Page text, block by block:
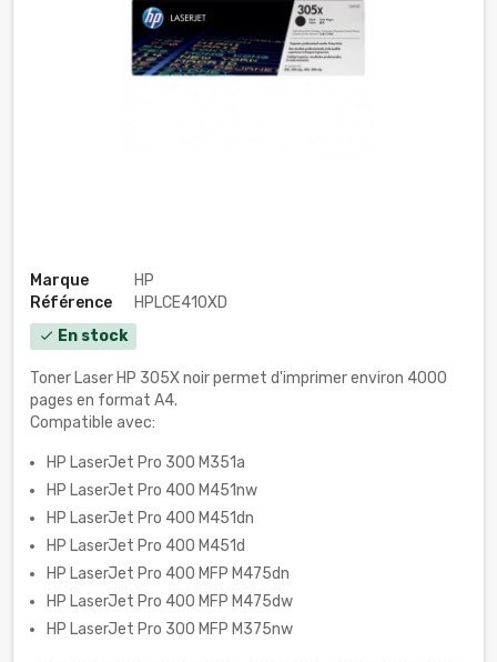
Marque
HP
Référence
HPLCE410XD
check En stock
Toner Laser HP 305X noir permet d'imprimer environ 4000
pages en format A4.
Compatible avec:
HP LaserJet Pro 300 M351a
HP LaserJet Pro 400 M451nw
HP LaserJet Pro 400 M451dn
HP LaserJet Pro 400 M451d
HP LaserJet Pro 400 MFP M475dn
HP LaserJet Pro 400 MFP M475dw
HP LaserJet Pro 300 MFP M375nw